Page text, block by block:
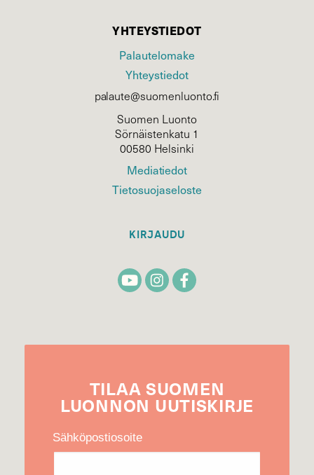
YHTEYSTIEDOT
Palautelomake
Yhteystiedot
palaute@suomenluonto.fi
Suomen Luonto
Sörnäistenkatu 1
00580 Helsinki
Mediatiedot
Tietosuojaseloste
KIRJAUDU
TILAA SUOMEN
LUONNON UUTIS­KIRJE
Sähköpostiosoite